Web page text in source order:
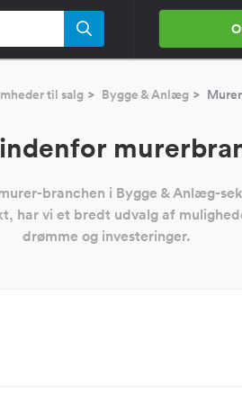
til salg Bygge & Anlæg
branchen i Bygge & Anlæg-
har vi et bredt udvalg af
drømme og investeringer.